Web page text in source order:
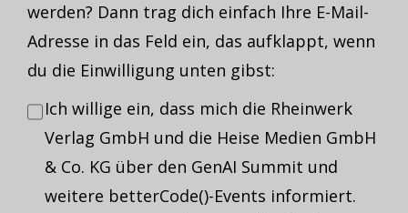
werden? Dann trag dich einfach Ihre E-Mail-
Adresse in das Feld ein, das aufklappt, wenn
du die Einwilligung unten gibst:
Ich willige ein, dass mich die Rheinwerk
Verlag GmbH und die Heise Medien GmbH
& Co. KG über den GenAI Summit und
weitere betterCode()-Events informiert.